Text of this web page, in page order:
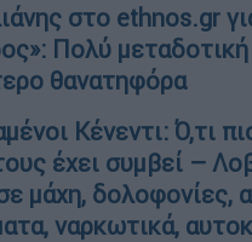
στο ethnos.gr
Πολύ μεταδοτική
θανατηφόρα
Κένεντι: Ό,τι
έχει συμβεί –
μάχη, δολοφονίες,
ναρκωτικά,